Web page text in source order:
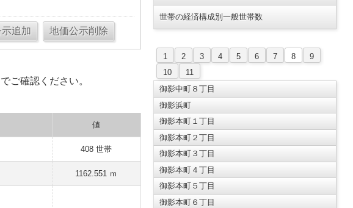
でご確認ください。
値
408 世帯
1162.551 ｍ
世帯の経済構成別一般世帯数
1 2 3 4 5 6 7 8
9
10
11
御影中町８丁目
御影浜町
御影本町１丁目
御影本町２丁目
御影本町３丁目
御影本町４丁目
御影本町５丁目
御影本町６丁目